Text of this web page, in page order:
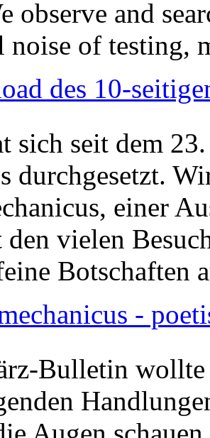
observe and
noise of testing,
des 10-
sich seit dem
durchgesetzt.
einer
vielen
Botschaften
-
Bulletin